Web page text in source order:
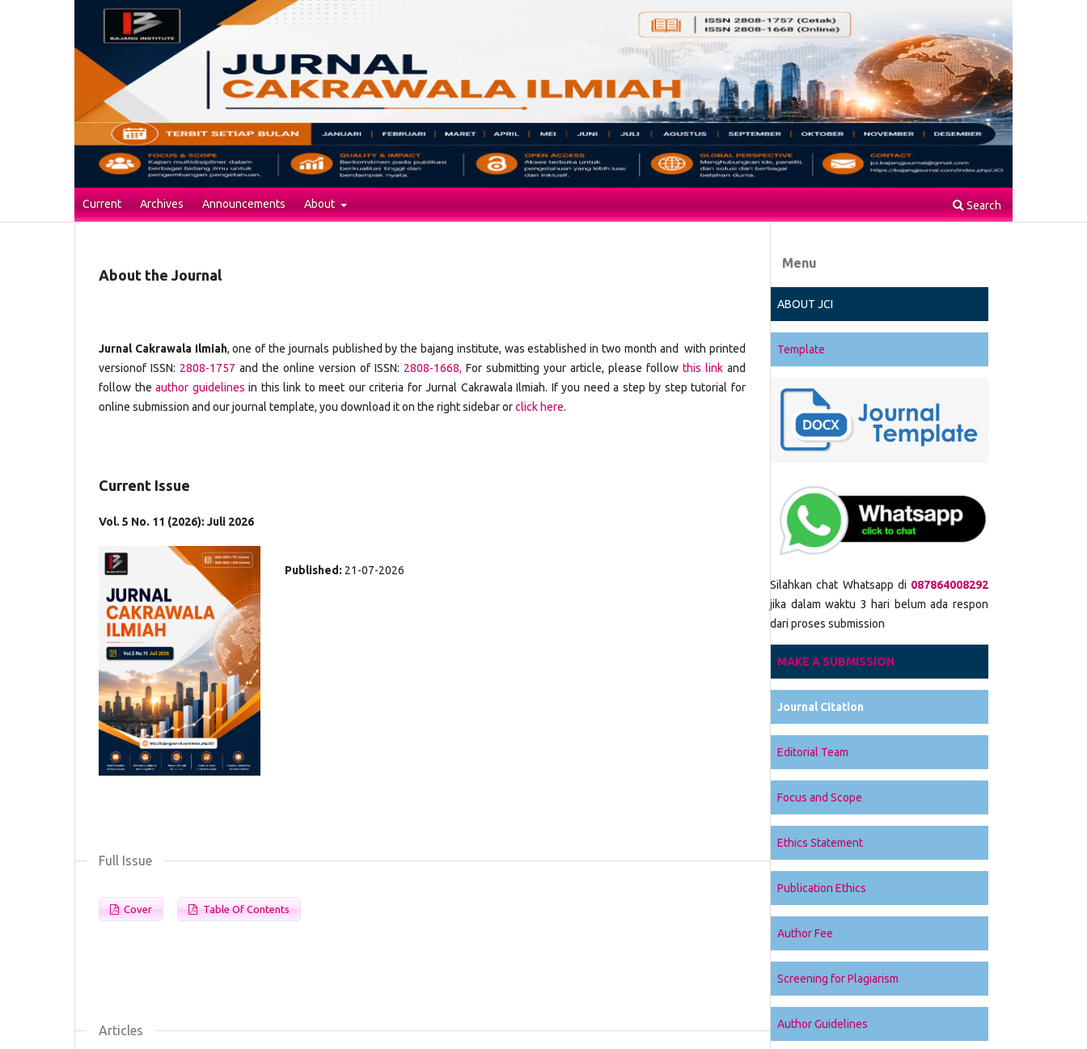
Current Archives Announcements About Search
About the Journal
Jurnal Cakrawala Ilmiah, one of the journals published by the bajang institute, was established in two month and with printed
versionof ISSN: 2808-1757 and the online version of ISSN: 2808-1668, For submitting your article, please follow this link and
follow theauthor guidelines in this link to meet our criteria for Jurnal Cakrawala Ilmiah. If you need a step by step tutorial for
online submission and our journal template, you download it on the right sidebar orclick here.
Current Issue
Vol. 5 No. 11 (2026): Juli 2026
Published: 21-07-2026
Full Issue
Cover Table Of Contents
Articles
Menu
ABOUT JCI
Template
Silahkan chat Whatsapp di 087864008292
jika dalam waktu 3 hari belum ada respon
dari proses submission
MAKE A SUBMISSION
Journal Citation
Editorial Team
Focus and Scope
Ethics Statement
Publication Ethics
Author Fee
Screening for Plagiarism
Author Guidelines